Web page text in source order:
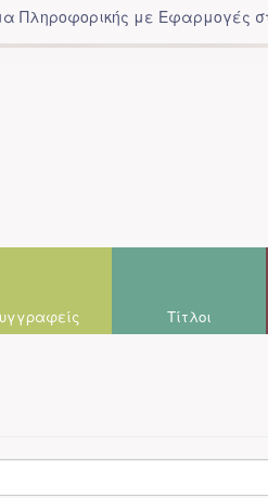
Πληροφορικής με Εφαρμογές
Τίτλοι